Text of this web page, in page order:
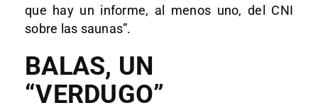
que hay un informe, al menos uno, del CNI
sobre las saunas”.
BALAS, UN
“VERDUGO”